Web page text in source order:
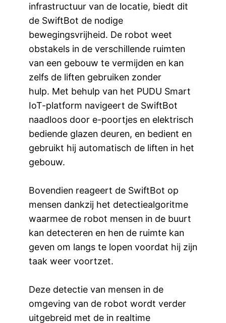
infrastructuur van de locatie, biedt dit
de SwiftBot de nodige
bewegingsvrijheid. De robot weet
obstakels in de verschillende ruimten
van een gebouw te vermijden en kan
zelfs de liften gebruiken zonder
hulp. Met behulp van het PUDU Smart
IoT-platform navigeert de SwiftBot
naadloos door e-poortjes en elektrisch
bediende glazen deuren, en bedient en
gebruikt hij automatisch de liften in het
gebouw.
Bovendien reageert de SwiftBot op
mensen dankzij het detectiealgoritme
waarmee de robot mensen in de buurt
kan detecteren en hen de ruimte kan
geven om langs te lopen voordat hij zijn
taak weer voortzet.
Deze detectie van mensen in de
omgeving van de robot wordt verder
uitgebreid met de in realtime